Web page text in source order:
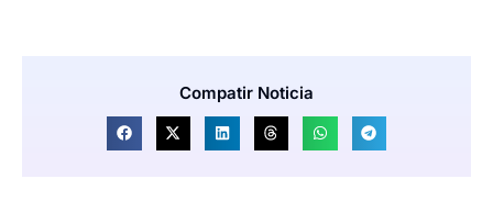
Compatir Noticia